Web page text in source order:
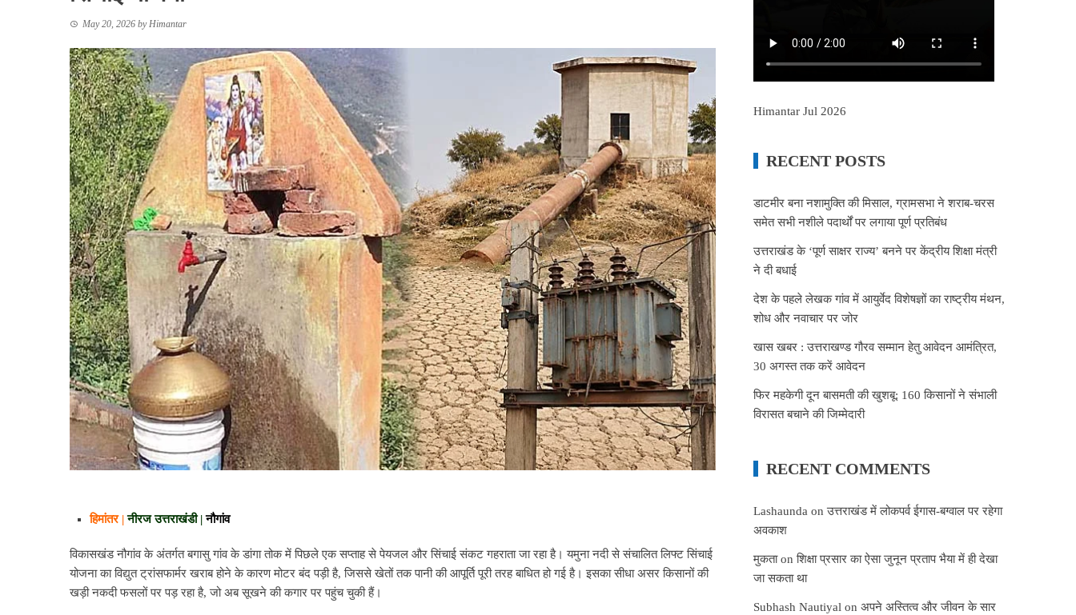
May 20, 2026 byHimantar
हिमांतर |नीरज उत्तराखंडी |नौगांव
विकासखंड नौगांव के अंतर्गत बगासु गांव के डांगा तोक में पिछले एक सप्ताह से पेयजल और सिंचाई संकट गहराता जा रहा है। यमुना नदी से संचालित लिफ्ट सिंचाई
योजना का विद्युत ट्रांसफार्मर खराब होने के कारण मोटर बंद पड़ी है, जिससे खेतों तक पानी की आपूर्ति पूरी तरह बाधित हो गई है। इसका सीधा असर किसानों की
खड़ी नकदी फसलों पर पड़ रहा है, जो अब सूखने की कगार पर पहुंच चुकी हैं।
Himantar Jul 2026
RECENT POSTS
डाटमीर बना नशामुक्ति की मिसाल, ग्रामसभा ने शराब-चरस
समेत सभी नशीले पदार्थों पर लगाया पूर्ण प्रतिबंध
उत्तराखंड के ‘पूर्ण साक्षर राज्य’ बनने पर केंद्रीय शिक्षा मंत्री
ने दी बधाई
देश के पहले लेखक गांव में आयुर्वेद विशेषज्ञों का राष्ट्रीय मंथन,
शोध और नवाचार पर जोर
खास खबर : उत्तराखण्ड गौरव सम्मान हेतु आवेदन आमंत्रित,
30 अगस्त तक करें आवेदन
फिर महकेगी दून बासमती की खुशबू: 160 किसानों ने संभाली
विरासत बचाने की जिम्मेदारी
RECENT COMMENTS
Lashaunda onउत्तराखंड में लोकपर्व ईगास-बग्वाल पर रहेगा
अवकाश
मुकताonशिक्षा प्रसार का ऐसा जुनून प्रताप भैया में ही देखा
जा सकता था
Subhash Nautiyal onअपने अस्तित्व और जीवन के सार